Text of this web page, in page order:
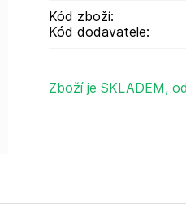
Kód zboží:
Kód dodavatele:
Zboží je SKLADEM,